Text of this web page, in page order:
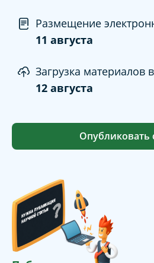
Размещение
11 августа
Загрузка материалов
12 августа
Опубликовать